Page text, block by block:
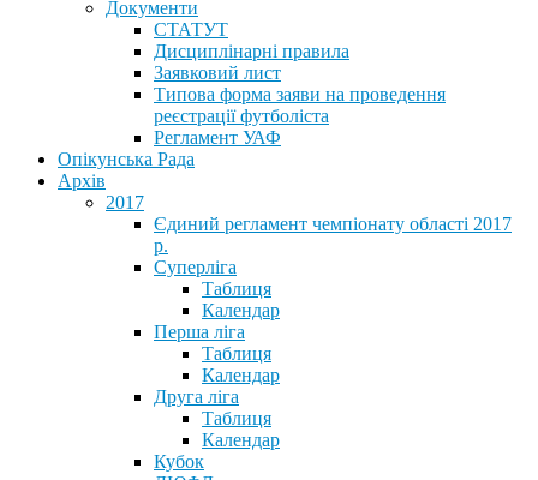
Документи
СТАТУТ
Дисциплінарні правила
Заявковий лист
Типова форма заяви на проведення
реєстрації футболіста
Регламент УАФ
Опікунська Рада
Архів
2017
Єдиний регламент чемпіонату області 2017
р.
Суперліга
Таблиця
Календар
Перша ліга
Таблиця
Календар
Друга ліга
Таблиця
Календар
Кубок